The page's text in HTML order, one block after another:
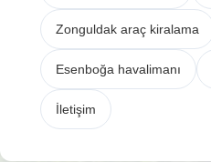
Zonguldak araç kiralama
Esenboğa havalimanı
İletişim